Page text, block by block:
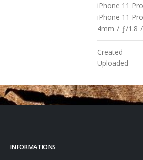
iPhone 11 Pro
iPhone 11
4mm / ƒ/1.8 /
Created
Uploaded
INFORMATIONS